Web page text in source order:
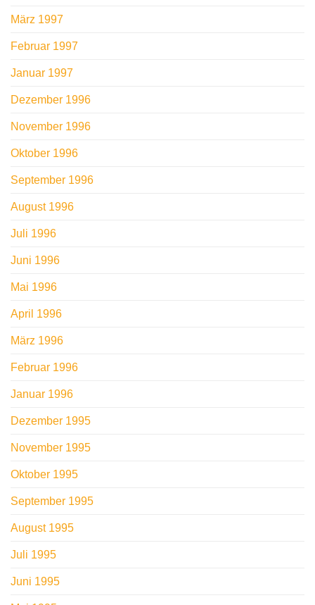
März 1997
Februar 1997
Januar 1997
Dezember 1996
November 1996
Oktober 1996
September 1996
August 1996
Juli 1996
Juni 1996
Mai 1996
April 1996
März 1996
Februar 1996
Januar 1996
Dezember 1995
November 1995
Oktober 1995
September 1995
August 1995
Juli 1995
Juni 1995